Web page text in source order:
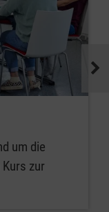
um die
zur